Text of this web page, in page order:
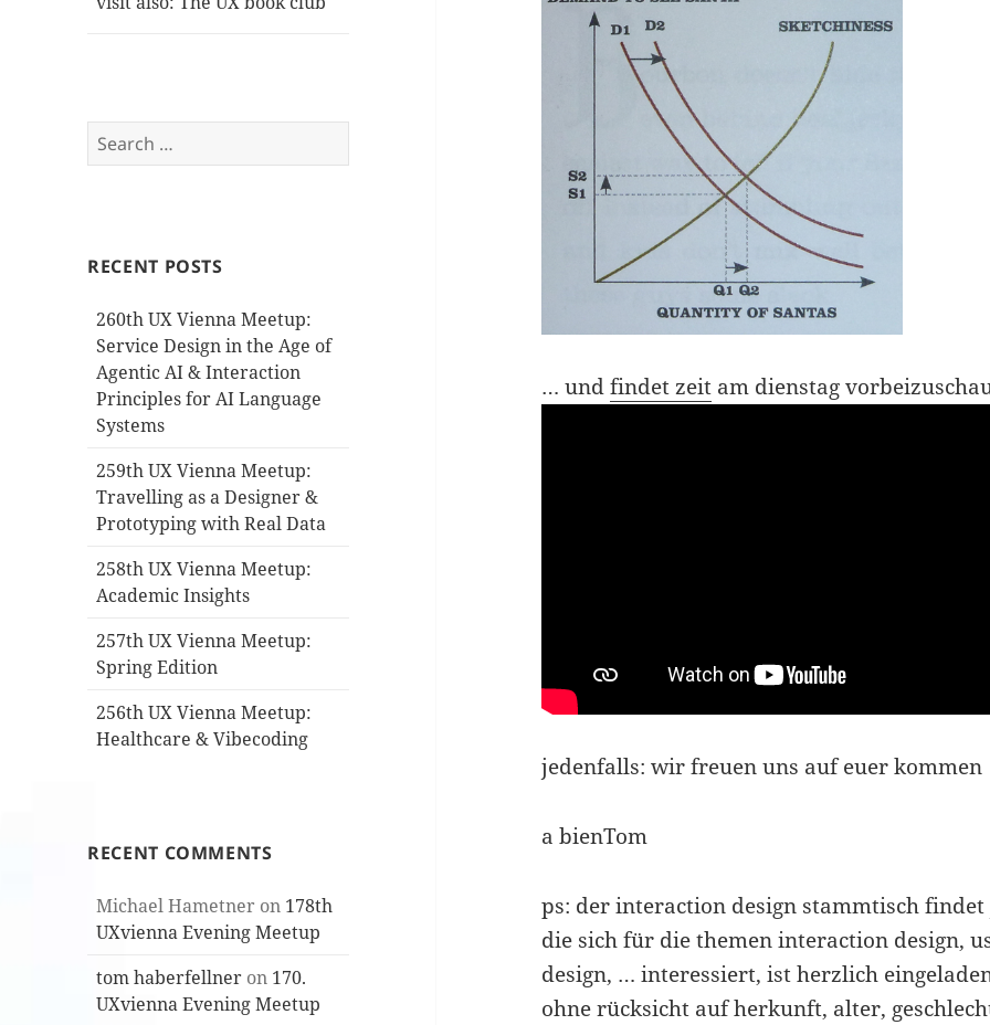
Search
for:
RECENT POSTS
260th UX Vienna Meetup:
Service Design in the Age of
Agentic AI & Interaction
Principles for AI Language
Systems
259th UX Vienna Meetup:
Travelling as a Designer &
Prototyping with Real Data
258th UX Vienna Meetup:
Academic Insights
257th UX Vienna Meetup:
Spring Edition
256th UX Vienna Meetup:
Healthcare & Vibecoding
RECENT COMMENTS
Michael Hametner on 178th
UXvienna Evening Meetup
tom haberfellner on 170.
UXvienna Evening Meetup
… undfindet zeit am dienstag
jedenfalls: wir freuen uns auf euer kommen
a bienTom
ps: der interaction design stammtisch
die sich für die themen interaction design,
design, … interessiert, ist herzlich
ohne rücksicht auf herkunft, alter,